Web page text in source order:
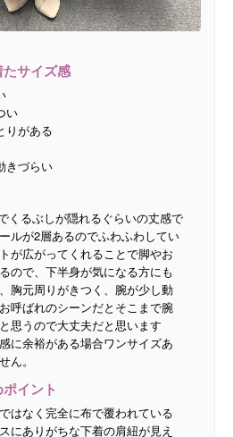
サイズ感
い
りがある
きづらい
くるぶしが隠れるぐらいの丈感で
ルが2層あるのでふわふわしてい
が広がってくれることで脚やお
ので、下半身が気になる方にも
胸元周りがきつく、腕が少し動
呼ばれのシーンだとそこまで腕
思うので大丈夫だと思います
に余裕がある場合ワンサイズあ
ん。
イント
はなく完全に布で覆われている
にありがちな下着の肩紐が見え